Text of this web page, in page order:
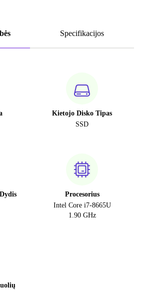
Specifikacijos
Kietojo Disko Tipas
SSD
Procesorius
Intel Core i7-8665U
1.90 GHz